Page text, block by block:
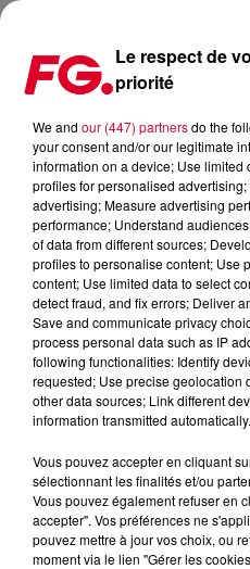
POUR VIVRE AU MIEUX LES
Publié : 30 août 2024 à
Le respect de
priorité
We and our (447) partnersdo the
your consent and/or our legitimate
information on a device; Use
profiles for personalised
advertising; Measure advertising
performance; Understand
of data from different sources;
profiles to personalise content; Use
content; Use limited data to select
detect fraud, and fix errors; Deliver
Save and communicate privacy
process personal data such as IP
following functionalities: Identify
requested; Use precise geolocation
other data sources; Link different
information transmitted automatically.
Vous pouvez accepter en cliquant
sélectionnant les finalités et/ou
Vous pouvez également refuser en
accepter". Vos préférences ne
pouvez mettre à jour vos choix, ou
moment via le lien "Gérer les